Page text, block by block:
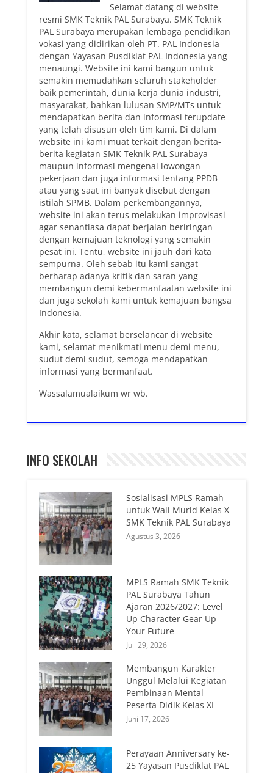
Selamat datang di website
resmi SMK Teknik PAL Surabaya. SMK Teknik
PAL Surabaya merupakan lembaga pendidikan
vokasi yang didirikan oleh PT. PAL Indonesia
dengan Yayasan Pusdiklat PAL Indonesia yang
menaungi. Website ini kami bangun untuk
semakin memudahkan seluruh stakeholder
baik pemerintah, dunia kerja dunia industri,
masyarakat, bahkan lulusan SMP/MTs untuk
mendapatkan berita dan informasi terupdate
yang telah disusun oleh tim kami. Di dalam
website ini kami muat terkait dengan berita-
berita kegiatan SMK Teknik PAL Surabaya
maupun informasi mengenai lowongan
pekerjaan dan juga informasi tentang PPDB
atau yang saat ini banyak disebut dengan
istilah SPMB. Dalam perkembangannya,
website ini akan terus melakukan improvisasi
agar senantiasa dapat berjalan beriringan
dengan kemajuan teknologi yang semakin
pesat ini. Tentu, website ini jauh dari kata
sempurna. Oleh sebab itu kami sangat
berharap adanya kritik dan saran yang
membangun demi kebermanfaatan website ini
dan juga sekolah kami untuk kemajuan bangsa
Indonesia.
Akhir kata, selamat berselancar di website
kami, selamat menikmati menu demi menu,
sudut demi sudut, semoga mendapatkan
informasi yang bermanfaat.
Wassalamualaikum wr wb.
INFO SEKOLAH
Sosialisasi MPLS Ramah
untuk Wali Murid Kelas X
SMK Teknik PAL Surabaya
Agustus 3, 2026
MPLS Ramah SMK Teknik
PAL Surabaya Tahun
Ajaran 2026/2027: Level
Up Character Gear Up
Your Future
Juli 29, 2026
Membangun Karakter
Unggul Melalui Kegiatan
Pembinaan Mental
Peserta Didik Kelas XI
Juni 17, 2026
Perayaan Anniversary ke-
25 Yayasan Pusdiklat PAL